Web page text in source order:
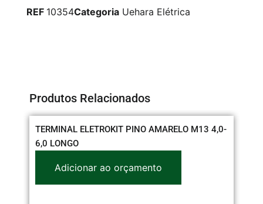
REF 10354Categoria Uehara Elétrica
Produtos Relacionados
TERMINAL ELETROKIT PINO AMARELO M13 4,0-
6,0 LONGO
Adicionar ao orçamento